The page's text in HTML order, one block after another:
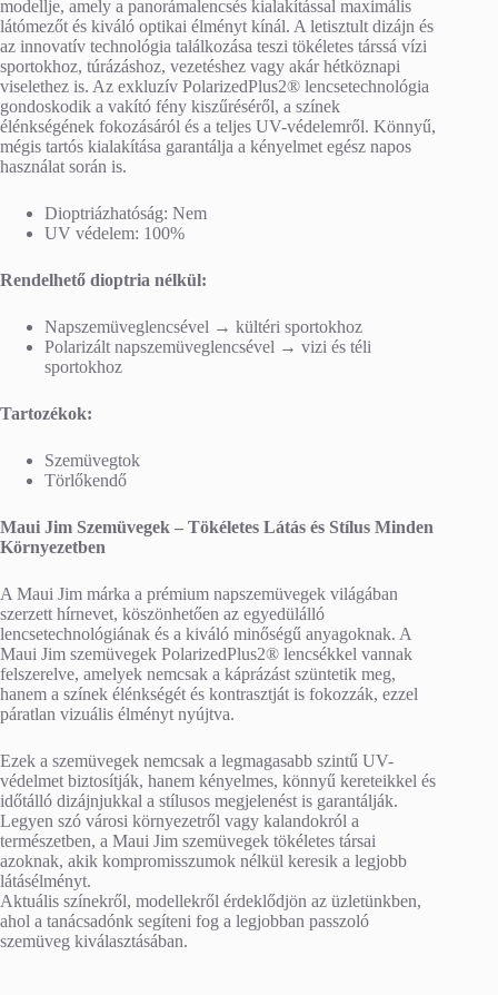
modellje, amely a panorámalencsés kialakítással maximális
látómezőt és kiváló optikai élményt kínál. A letisztult dizájn és
az innovatív technológia találkozása teszi tökéletes társsá vízi
sportokhoz, túrázáshoz, vezetéshez vagy akár hétköznapi
viselethez is. Az exkluzív PolarizedPlus2® lencsetechnológia
gondoskodik a vakító fény kiszűréséről, a színek
élénkségének fokozásáról és a teljes UV-védelemről. Könnyű,
mégis tartós kialakítása garantálja a kényelmet egész napos
használat során is.
Dioptriázhatóság: Nem
UV védelem: 100%
Rendelhető dioptria nélkül:
Napszemüveglencsével → kültéri sportokhoz
Polarizált napszemüveglencsével → vizi és téli
sportokhoz
Tartozékok:
Szemüvegtok
Törlőkendő
Maui Jim Szemüvegek – Tökéletes Látás és Stílus Minden
Környezetben
A Maui Jim márka a prémium napszemüvegek világában
szerzett hírnevet, köszönhetően az egyedülálló
lencsetechnológiának és a kiváló minőségű anyagoknak. A
Maui Jim szemüvegek PolarizedPlus2® lencsékkel vannak
felszerelve, amelyek nemcsak a káprázást szüntetik meg,
hanem a színek élénkségét és kontrasztját is fokozzák, ezzel
páratlan vizuális élményt nyújtva.
Ezek a szemüvegek nemcsak a legmagasabb szintű UV-
védelmet biztosítják, hanem kényelmes, könnyű kereteikkel és
időtálló dizájnjukkal a stílusos megjelenést is garantálják.
Legyen szó városi környezetről vagy kalandokról a
természetben, a Maui Jim szemüvegek tökéletes társai
azoknak, akik kompromisszumok nélkül keresik a legjobb
látásélményt.
Aktuális színekről, modellekről érdeklődjön az üzletünkben,
ahol a tanácsadónk segíteni fog a legjobban passzoló
szemüveg kiválasztásában.